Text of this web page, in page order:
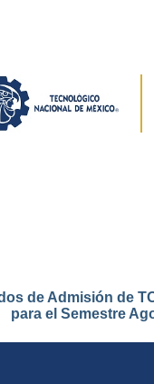
de Admisión de
para el Semestre